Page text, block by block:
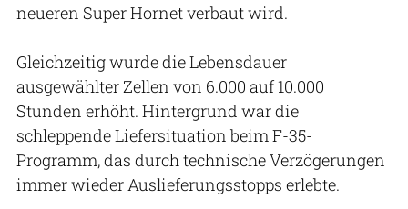
neueren Super Hornet verbaut wird.
Gleichzeitig wurde die Lebensdauer
ausgewählter Zellen von 6.000 auf 10.000
Stunden erhöht. Hintergrund war die
schleppende Liefersituation beim F-35-
Programm, das durch technische Verzögerungen
immer wieder Auslieferungsstopps erlebte.